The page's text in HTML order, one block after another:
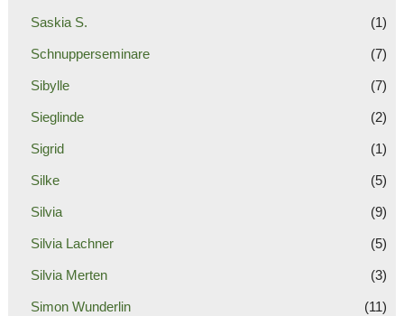
Saskia S. (1)
Schnupperseminare (7)
Sibylle (7)
Sieglinde (2)
Sigrid (1)
Silke (5)
Silvia (9)
Silvia Lachner (5)
Silvia Merten (3)
Simon Wunderlin (11)